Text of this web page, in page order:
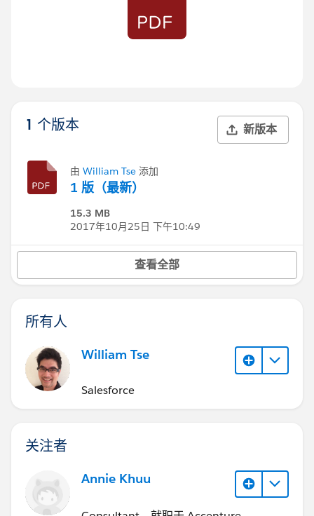
1 个版本 新版本
由 William Tse 添加
1 版（最新）
15.3 MB
2017年10月25日 下午10:49
查看全部
所有人
William Tse
Salesforce
关注者
Annie Khuu